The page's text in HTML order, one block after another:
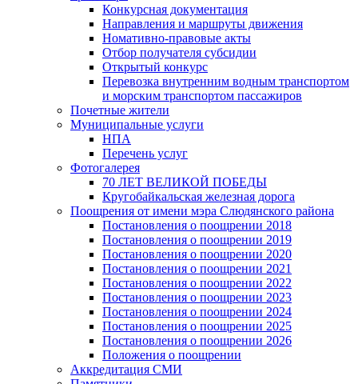
Конкурсная документация
Направления и маршруты движения
Номативно-правовые акты
Отбор получателя субсидии
Открытый конкурс
Перевозка внутренним водным транспортом
и морским транспортом пассажиров
Почетные жители
Муниципальные услуги
НПА
Перечень услуг
Фотогалерея
70 ЛЕТ ВЕЛИКОЙ ПОБЕДЫ
Кругобайкальская железная дорога
Поощрения от имени мэра Слюдянского района
Постановления о поощрении 2018
Постановления о поощрении 2019
Постановления о поощрении 2020
Постановления о поощрении 2021
Постановления о поощрении 2022
Постановления о поощрении 2023
Постановления о поощрении 2024
Постановления о поощрении 2025
Постановления о поощрении 2026
Положения о поощрении
Аккредитация СМИ